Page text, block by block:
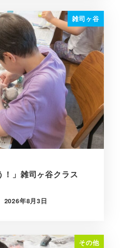
雑司ヶ谷
！」雑司ヶ谷クラス
投稿日
2026年8月3日
その他